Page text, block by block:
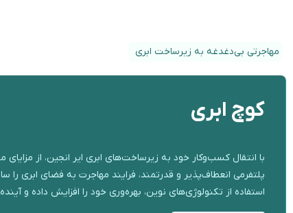
مهاجرتی بی‌دغدغه به زیرساخت ابری
کوچ ابری
با انتقال کسب‌وکار خود به زیرساخت‌های ابری ایر انجین، از
پلتفرمی انعطاف‌پذیر و قدرتمند، فرایند مهاجرت به فضای ابری
استفاده از تکنولوژی‌های نوین، بهره‌وری خود را افزایش داده و